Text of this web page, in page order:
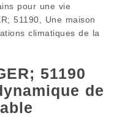
pour une vie
51190, Une maison
climatiques de la
51190
de